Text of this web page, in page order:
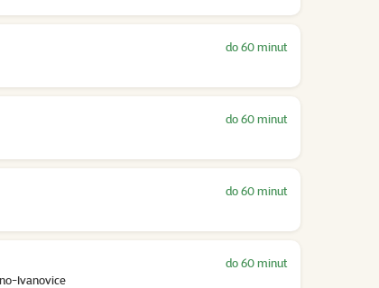
do 60 minut
do 60 minut
do 60 minut
Ivanovice
do 60 minut